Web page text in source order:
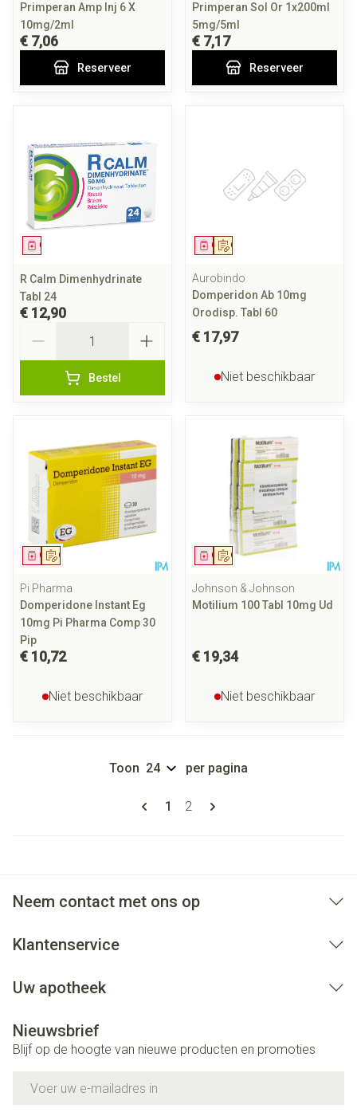
Primperan Amp Inj 6 X
10mg/2ml
€ 7,06
Reserveer
Primperan Sol Or 1x200ml
5mg/5ml
€ 7,17
Reserveer
Geneesmiddel
R Calm Dimenhydrinate
Tabl 24
€ 12,90
Bestel
Op voorschrift
Geneesmiddel
Aurobindo
Domperidon Ab 10mg
Orodisp. Tabl 60
€ 17,97
Niet beschikbaar
Op voorschrift
Geneesmiddel
Pi Pharma
Domperidone Instant Eg
10mg Pi Pharma Comp 30
Pip
€ 10,72
Niet beschikbaar
Op voorschrift
Geneesmiddel
Johnson & Johnson
Motilium 100 Tabl 10mg Ud
€ 19,34
Niet beschikbaar
Pagina's
U lees momenteel pagina
1 Pagina
2
Toon per pagina
Neem contact met ons op
Klantenservice
Uw apotheek
Nieuwsbrief
Blijf op de hoogte van nieuwe producten en promoties